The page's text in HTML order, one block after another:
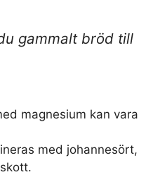
gammalt bröd till
magnesium kan vara
med johannesört,